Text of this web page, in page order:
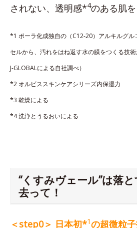
されない、透明感*4のある肌を
*1 ポーラ化成独自の（C12-20）アルキルグル
セルから、汚れをはね返す水の膜をつくる技術
J-GLOBALによる自社調べ）
*2 オルビススキンケアシリーズ内保湿力
*3 乾燥による
*4 洗浄とうるおいによる
“くすみヴェール”は落
去って！
＜step0＞ 日本初*1の超微粒